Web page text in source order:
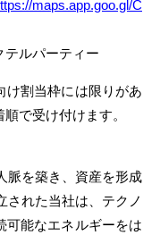
maps.app.goo.gl/C
テルパーティー
け割当枠には限りがあ
で受け付けます。
脈を築き、資産を形成
された当社は、テクノ
可能なエネルギーをは